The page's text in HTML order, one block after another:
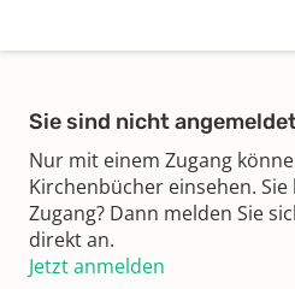
Sie sind nicht
Nur mit einem Zugang
Kirchenbücher einsehen.
Zugang? Dann melden Sie
direkt an.
Jetzt anmelden